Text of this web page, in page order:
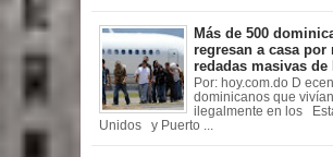
Más de 500
regresan a casa por
redadas masivas de
Por: hoy.com.do D
dominicanos que vivían
ilegalmente en los
Unidos y Puerto ...